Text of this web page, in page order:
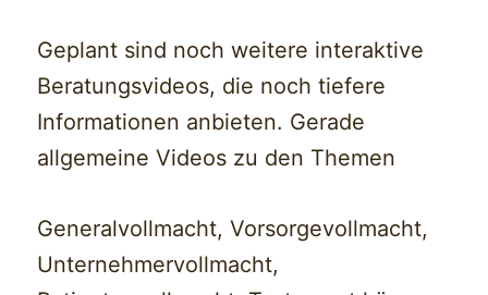
Geplant sind noch weitere interaktive
Beratungsvideos, die noch tiefere
Informationen anbieten. Gerade
allgemeine Videos zu den Themen
Generalvollmacht, Vorsorgevollmacht,
Unternehmervollmacht,